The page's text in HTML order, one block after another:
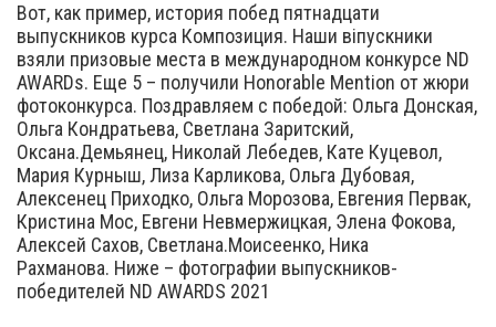
Вот, как пример, история побед пятнадцати
выпускников курса Композиция. Наши віпускники
взяли призовые места в международном конкурсе ND
AWARDs. Еще 5 – получили Honorable Mention от жюри
фотоконкурса. Поздравляем с победой: Ольга Донская,
Ольга Кондратьева, Светлана Заритский,
Оксана.Демьянец, Николай Лебедев, Кате Куцевол,
Мария Курныш, Лиза Карликова, Ольга Дубовая,
Алексенец Приходко, Ольга Морозова, Евгения Первак,
Кристина Мос, Евгени Невмержицкая, Элена Фокова,
Алексей Сахов, Светлана.Моисеенко, Ника
Рахманова. Ниже – фотографии выпускников-
победителей ND AWARDS 2021